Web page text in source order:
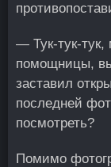
— Тук-тук-
помощницы,
заставил
последней
посмотреть?
Помимо